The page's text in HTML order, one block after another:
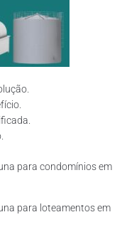
para condomínios em
para loteamentos em